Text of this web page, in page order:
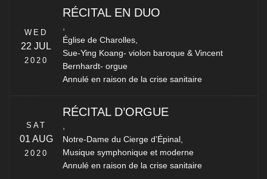
WED
22 JUL
2020
RÉCITAL EN DUO
,
Église de Charolles,
Sue-Ying Koang- violon baroque & Vincent
Bernhardt- orgue
Annulé en raison de la crise sanitaire
SAT
01 AUG
2020
RÉCITAL D’ORGUE
,
Notre-Dame du Cierge d’Épinal,
Musique symphonique et moderne
Annulé en raison de la crise sanitaire